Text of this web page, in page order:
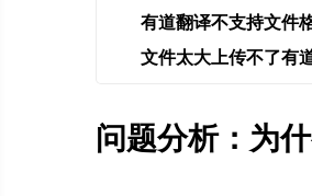
有道翻译不支持文件
文件太大上传不了有
问题分析：为